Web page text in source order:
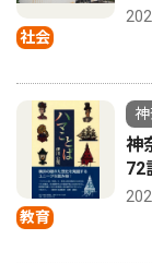
社会
教育
神
72